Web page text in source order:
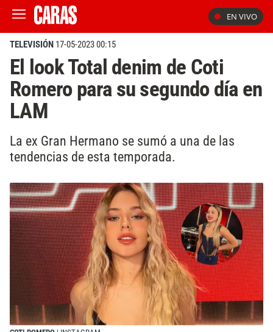
EN VIVO
TELEVISIÓN 17-05-2023 00:15
El look Total denim de Coti
Romero para su segundo día en
LAM
La ex Gran Hermano se sumó a una de las
tendencias de esta temporada.